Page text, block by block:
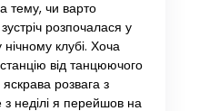
тему, чи варто
розпочалася у
нічному клубі. Хоча
від танцюючого
розвага з
неділі я перейшов на